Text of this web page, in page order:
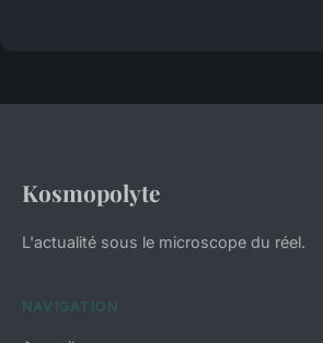
Kosmopolyte
L'actualité sous le microscope du réel.
NAVIGATION